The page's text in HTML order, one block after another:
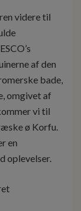
videre til
af den
bade,
omgivet af
vi til
ø Korfu.
en
oplevelser.